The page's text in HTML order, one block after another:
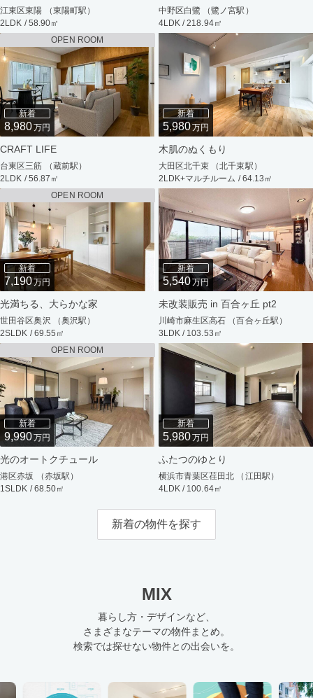
江東区東陽 （東陽町駅）
2LDK / 58.90㎡
中野区白鷺 （鷺ノ宮駅）
4LDK / 218.94㎡
OPEN ROOM
新着
8,980万円
CRAFT LIFE
台東区三筋 （蔵前駅）
2LDK / 56.87㎡
新着
5,980万円
木肌のぬくもり
大田区北千束 （北千束駅）
2LDK+マルチルーム / 64.13㎡
OPEN ROOM
新着
7,190万円
光満ちる、大らかな家
世田谷区奥沢 （奥沢駅）
2SLDK / 69.55㎡
新着
5,540万円
未改装販売 in 百合ヶ丘 pt2
川崎市麻生区高石 （百合ヶ丘駅）
3LDK / 103.53㎡
OPEN ROOM
新着
9,990万円
光のオートクチュール
港区赤坂 （赤坂駅）
1SLDK / 68.50㎡
新着
5,980万円
ふたつのゆとり
横浜市青葉区荏田北 （江田駅）
4LDK / 100.64㎡
新着の物件を探す
MIX
暮らし方・デザインなど、
さまざまなテーマの物件まとめ。
検索では探せない物件との出会いを。